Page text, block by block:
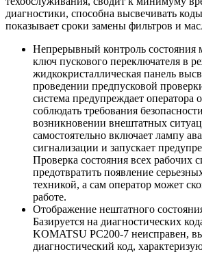
диагностики, способна высвечивать
показывает сроки замены фильтров и
Непрерывный контроль
ключ пускового переключателя в
жидкокристаллическая панель
проведении предпусковой
система предупреждает оператора
соблюдать требования
возникновении внештатных
самостоятельно включает лампу
сигнализации и запускает
Проверка состояния всех рабочих
предотвратить появление
техникой, а сам оператор может
работе.
Отображение нештатного
Базируется на диагностических
KOMATSU PC200-7 неисправен,
диагностический код,